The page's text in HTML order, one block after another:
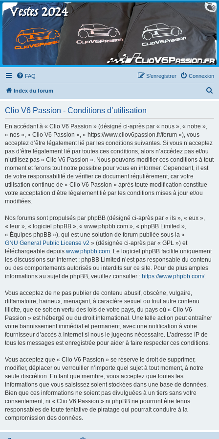
Clio V6 Passion
Le site français des passionnés de Clio V6
FAQ Connexion
S’enregistrer
Index du forum
c
Clio V6 Passion - Conditions d’utilisation
En accédant à « Clio V6 Passion » (désigné ci-après par « nous », « notre »,
« nos », « Clio V6 Passion », « https://www.cliov6passion.fr/forum »), vous
acceptez d’être légalement lié par les conditions suivantes. Si vous n’acceptez
pas d’être légalement lié par toutes ces conditions, alors n’accédez pas et/ou
n’utilisez pas « Clio V6 Passion ». Nous pouvons modifier ces conditions à tout
moment et ferons tout notre possible pour vous en informer. Cependant, il est
de votre responsabilité de vérifier ce document régulièrement, car votre
utilisation continue de « Clio V6 Passion » après toute modification constitue
votre acceptation d’être légalement lié par les conditions mises à jour et/ou
modifiées.
Nos forums sont propulsés par phpBB (désigné ci-après par « ils », « eux »,
« leur », « logiciel phpBB », « www.phpbb.com », « phpBB Limited »,
« Équipes phpBB »), qui est une solution de forum publiée sous la «
GNU General Public License v2 » (désignée ci-après par « GPL ») et
téléchargeable depuis www.phpbb.com. Le logiciel phpBB facilite uniquement
les discussions sur Internet ; phpBB Limited n’est pas responsable du contenu
ou des comportements autorisés ou interdits sur ce site. Pour de plus amples
informations au sujet de phpBB, veuillez consulter : https://www.phpbb.com/.
Vous acceptez de ne pas publier de contenu abusif, obscène, vulgaire,
diffamatoire, haineux, menaçant, à caractère sexuel ou tout autre contenu
illicite, que ce soit en vertu des lois de votre pays, du pays où « Clio V6
Passion » est hébergé ou du droit international. Une telle action peut entraîner
votre bannissement immédiat et permanent, avec une notification à votre
fournisseur d’accès à Internet si nous le jugeons nécessaire. L’adresse IP de
tous les messages est enregistrée pour aider à faire respecter ces conditions.
Vous acceptez que « Clio V6 Passion » se réserve le droit de supprimer,
modifier, déplacer ou verrouiller n’importe quel sujet à tout moment, à notre
seule discrétion. En tant que membre, vous acceptez que toutes les
informations que vous saisissez soient stockées dans une base de données.
Bien que ces informations ne soient pas divulguées à un tiers sans votre
consentement, ni « Clio V6 Passion » ni phpBB ne pourront être tenus
responsables de toute tentative de piratage qui pourrait conduire à la
compromission des données.